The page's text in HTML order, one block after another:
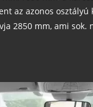
az azonos osztályú
2850 mm, ami sok.